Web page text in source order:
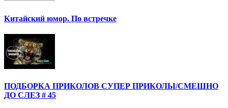
Китайский юмор. По встречке
ПОДБОРКА ПРИКОЛОВ СУПЕР ПРИКОЛЫ/СМЕШНО
ДО СЛЕЗ # 45